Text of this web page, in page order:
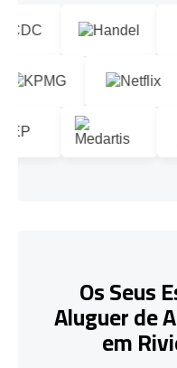
Os Seus
Aluguer de
em